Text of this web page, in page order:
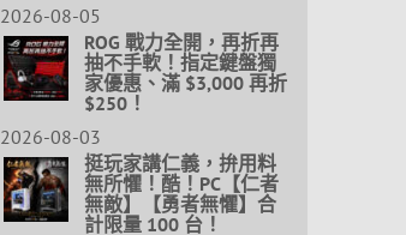
2026-08-05
ROG 戰力全開，再折再
抽不手軟！指定鍵盤獨
家優惠、滿 $3,000 再折
$250！
2026-08-03
挺玩家講仁義，拚用料
無所懼！酷！PC【仁者
無敵】【勇者無懼】合
計限量 100 台！